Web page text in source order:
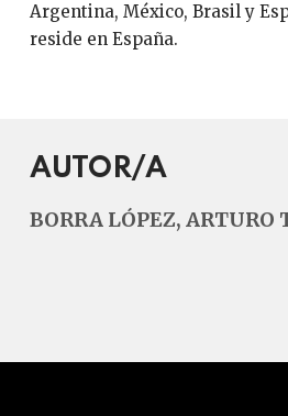
Argentina, México, Brasil y
reside en España.
AUTOR/A
BORRA LÓPEZ, ARTURO